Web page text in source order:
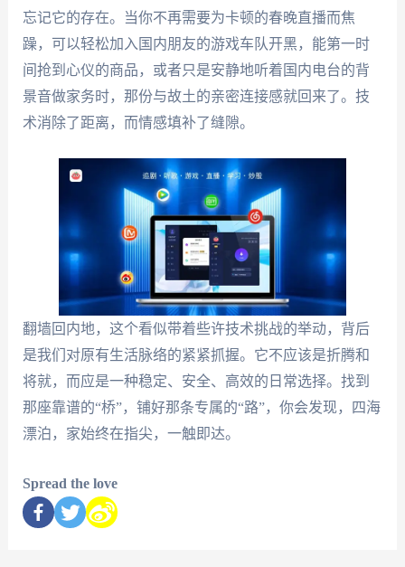
忘记它的存在。当你不再需要为卡顿的春晚直播而焦
躁，可以轻松加入国内朋友的游戏车队开黑，能第一时
间抢到心仪的商品，或者只是安静地听着国内电台的背
景音做家务时，那份与故土的亲密连接感就回来了。技
术消除了距离，而情感填补了缝隙。
翻墙回内地，这个看似带着些许技术挑战的举动，背后
是我们对原有生活脉络的紧紧抓握。它不应该是折腾和
将就，而应是一种稳定、安全、高效的日常选择。找到
那座靠谱的“桥”，铺好那条专属的“路”，你会发现，四海
漂泊，家始终在指尖，一触即达。
Spread the love